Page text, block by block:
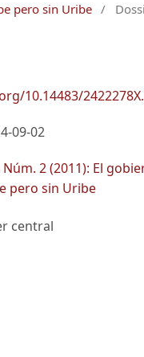
pero sin Uribe /
10.14483/
09-02
Núm. 2 (2011): El
pero sin Uribe
central